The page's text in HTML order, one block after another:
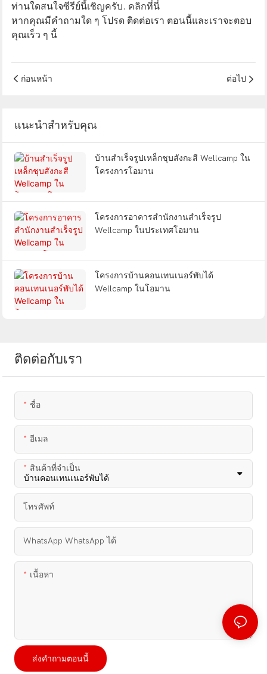
ท่านใดสนใจซีรีย์นี้เชิญครับ. คลิกที่นี่
หากคุณมีคำถามใด ๆ โปรด ติดต่อเรา ตอนนี้และเราจะตอบ
คุณเร็ว ๆ นี้
ก่อนหน้า ต่อไป
แนะนำสำหรับคุณ
บ้านสำเร็จรูปเหล็กชุบสังกะสี Wellcamp ใน
โครงการโอมาน
โครงการอาคารสำนักงานสำเร็จรูป
Wellcamp ในประเทศโอมาน
โครงการบ้านคอนเทนเนอร์พับได้
Wellcamp ในโอมาน
ติดต่อกับเรา
ชื่อ
อีเมล
สินค้าที่จำเป็น
โทรศัพท์
WhatsApp WhatsApp ได้
เนื้อหา
ส่งคำถามตอนนี้